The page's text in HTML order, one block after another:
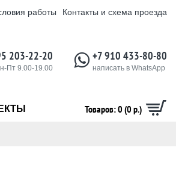
работы Контакты и схема проезда
203-22-20
Пт 9.00-19.00
+7 910 433-80-80
написать в WhatsApp
Товаров: 0 (0 р.)